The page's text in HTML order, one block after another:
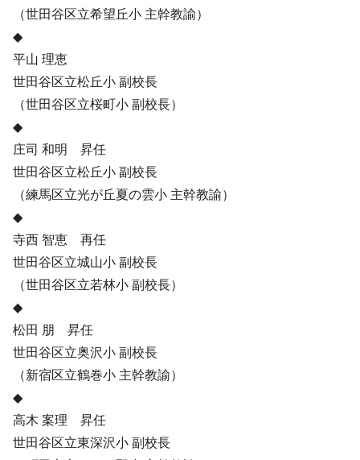
（世田谷区立希望丘小 主幹教諭）
◆
平山 理恵
世田谷区立松丘小 副校長
（世田谷区立桜町小 副校長）
◆
庄司 和明 昇任
世田谷区立松丘小 副校長
（練馬区立光が丘夏の雲小 主幹教諭）
◆
寺西 智恵 再任
世田谷区立城山小 副校長
（世田谷区立若林小 副校長）
◆
松田 朋 昇任
世田谷区立奥沢小 副校長
（新宿区立鶴巻小 主幹教諭）
◆
高木 案理 昇任
世田谷区立東深沢小 副校長